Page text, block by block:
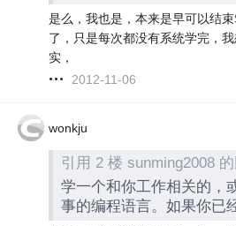
是么，我也是，本来是早可以结
了，只是每次都没有系统学完，
实，
2012-11-06
wonkju
引用 2 楼 sunming2008
学一个和你工作相关的，
事的编程语言。如果你已